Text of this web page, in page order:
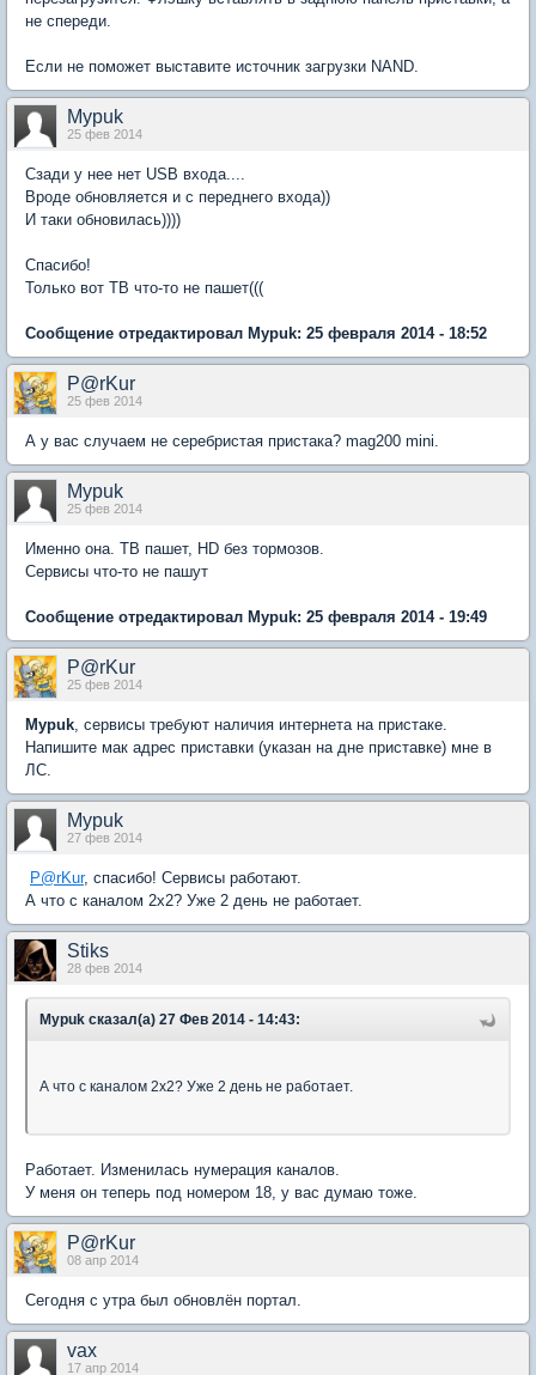
не спереди.
Если не поможет выставите источник загрузки NAND.
Mypuk
25 фев 2014
Сзади у нее нет USB входа....
Вроде обновляется и с переднего входа))
И таки обновилась))))
Спасибо!
Только вот ТВ что-то не пашет(((
Сообщение отредактировал Mypuk: 25 февраля 2014 - 18:52
P@rKur
25 фев 2014
А у вас случаем не серебристая пристака? mag200 mini.
Mypuk
25 фев 2014
Именно она. ТВ пашет, HD без тормозов.
Сервисы что-то не пашут
Сообщение отредактировал Mypuk: 25 февраля 2014 - 19:49
P@rKur
25 фев 2014
Mypuk , сервисы требуют наличия интернета на пристаке.
Напишите мак адрес приставки (указан на дне приставке) мне в
ЛС.
Mypuk
27 фев 2014
P@rKur, спасибо! Сервисы работают.
А что с каналом 2х2? Уже 2 день не работает.
Stiks
28 фев 2014
Mypuk сказал(а) 27 Фев 2014 - 14:43:
А что с каналом 2х2? Уже 2 день не работает.
Работает. Изменилась нумерация каналов.
У меня он теперь под номером 18, у вас думаю тоже.
P@rKur
08 апр 2014
Сегодня с утра был обновлён портал.
vax
17 апр 2014